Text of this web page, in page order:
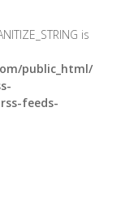
is
public_html/
feeds-